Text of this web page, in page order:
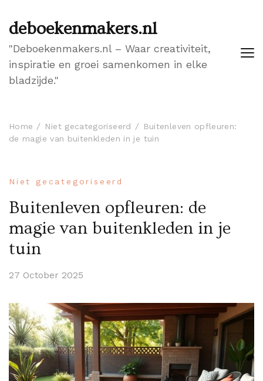
deboekenmakers.nl
"Deboekenmakers.nl – Waar creativiteit,
inspiratie en groei samenkomen in elke
bladzijde."
Home Niet gecategoriseerd
Buitenleven opfleuren:
de magie van buitenkleden in je tuin
Niet gecategoriseerd
Buitenleven opfleuren: de
magie van buitenkleden in je
tuin
27 October 2025